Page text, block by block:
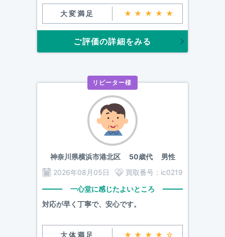
大変満足 ★★★★★
ご評価の詳細をみる
リピーター様
神奈川県横浜市港北区50歳代 男性
2026年08月05日
買取番号： ic0219
一心堂に感じたよいところ
対応が早く丁寧で、安心です。
大体満足 ★★★★☆